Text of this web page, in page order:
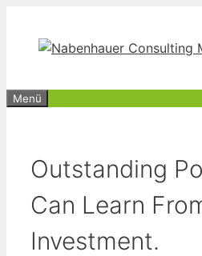
springen
Menü
Outstanding
Can Learn
Investment.